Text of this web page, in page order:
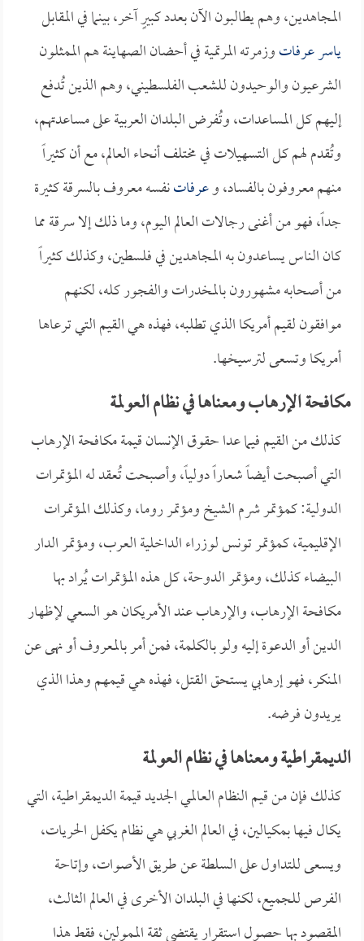
المجاهدين، وهم يطالبون الآن بعدد كبيرٍ آخر، بينما في المقابل
ياسر عرفاتوزمرته المرتمية في أحضان الصهاينة هم الممثلون
الشرعيون والوحيدون للشعب الفلسطيني، وهم الذين تُدفع
إليهم كل المساعدات، وتُفرض البلدان العربية على مساعدتهم،
وتُقدم لهم كل التسهيلات في مختلف أنحاء العالم، مع أن كثيراً
منهم معروفون بالفساد، وعرفاتنفسه معروف بالسرقة كثيرة
جداً، فهو من أغنى رجالات العالم اليوم، وما ذلك إلا سرقة مما
كان الناس يساعدون به المجاهدين في فلسطين، وكذلك كثيراً
من أصحابه مشهورون بالمخدرات والفجور كله، لكنهم
موافقون لقيم أمريكا الذي تطلبه، فهذه هي القيم التي ترعاها
أمريكا وتسعى لترسيخها.
مكافحة الإرهاب ومعناها في نظام العولمة
كذلك من القيم فيما عدا حقوق الإنسان قيمة مكافحة الإرهاب
التي أصبحت أيضاً شعاراً دولياً، وأصبحت تُعقد له المؤتمرات
الدولية: كمؤتمر شرم الشيخ ومؤتمر روما، وكذلك المؤتمرات
الإقليمية، كمؤتمر تونس لوزراء الداخلية العرب، ومؤتمر الدار
البيضاء كذلك، ومؤتمر الدوحة، كل هذه المؤتمرات يُراد بها
مكافحة الإرهاب، والإرهاب عند الأمريكان هو السعي لإظهار
الدين أو الدعوة إليه ولو بالكلمة، فمن أمر بالمعروف أو نهى عن
المنكر، فهو إرهابي يستحق القتل، فهذه هي قيمهم وهذا الذي
يريدون فرضه.
الديمقراطية ومعناها في نظام العولمة
كذلك فإن من قيم النظام العالمي الجديد قيمة الديمقراطية، التي
يكال فيها بمكيالين، في العالم الغربي هي نظام يكفل الحريات،
ويسعى للتداول على السلطة عن طريق الأصوات، وإتاحة
الفرص للجميع، لكنها في البلدان الأخرى في العالم الثالث،
المقصود بها حصول استقرارٍ يقتضي ثقة الممولين، فقط هذا